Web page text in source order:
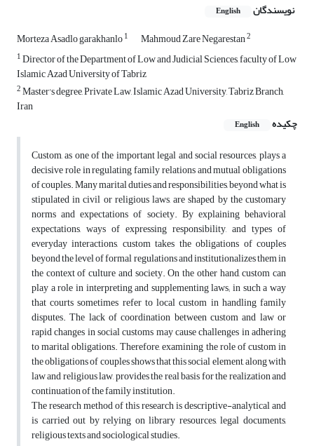
نویسندگان English
Morteza Asadlo garakhanlo1 Mahmoud Zare Negarestan2
1Director of the Department of Low and Judicial Sciences, faculty of Low
Islamic Azad University of Tabriz
2Master's degree, Private Law, Islamic Azad University, Tabriz Branch,
Iran
چکیده
English
Custom, as one of the important legal and social resources, plays a
decisive role in regulating family relations and mutual obligations
of couples. Many marital duties and responsibilities, beyond what is
stipulated in civil or religious laws, are shaped by the customary
norms and expectations of society. By explaining behavioral
expectations, ways of expressing responsibility, and types of
everyday interactions, custom takes the obligations of couples
beyond the level of formal regulations and institutionalizes them in
the context of culture and society. On the other hand, custom can
play a role in interpreting and supplementing laws; in such a way
that courts sometimes refer to local custom in handling family
disputes. The lack of coordination between custom and law or
rapid changes in social customs may cause challenges in adhering
to marital obligations. Therefore, examining the role of custom in
the obligations of couples shows that this social element, along with
law and religious law, provides the real basis for the realization and
continuation of the family institution.
The research method of this research is descriptive-analytical and
is carried out by relying on library resources, legal documents,
religious texts and sociological studies.